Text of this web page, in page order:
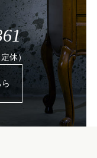
休）